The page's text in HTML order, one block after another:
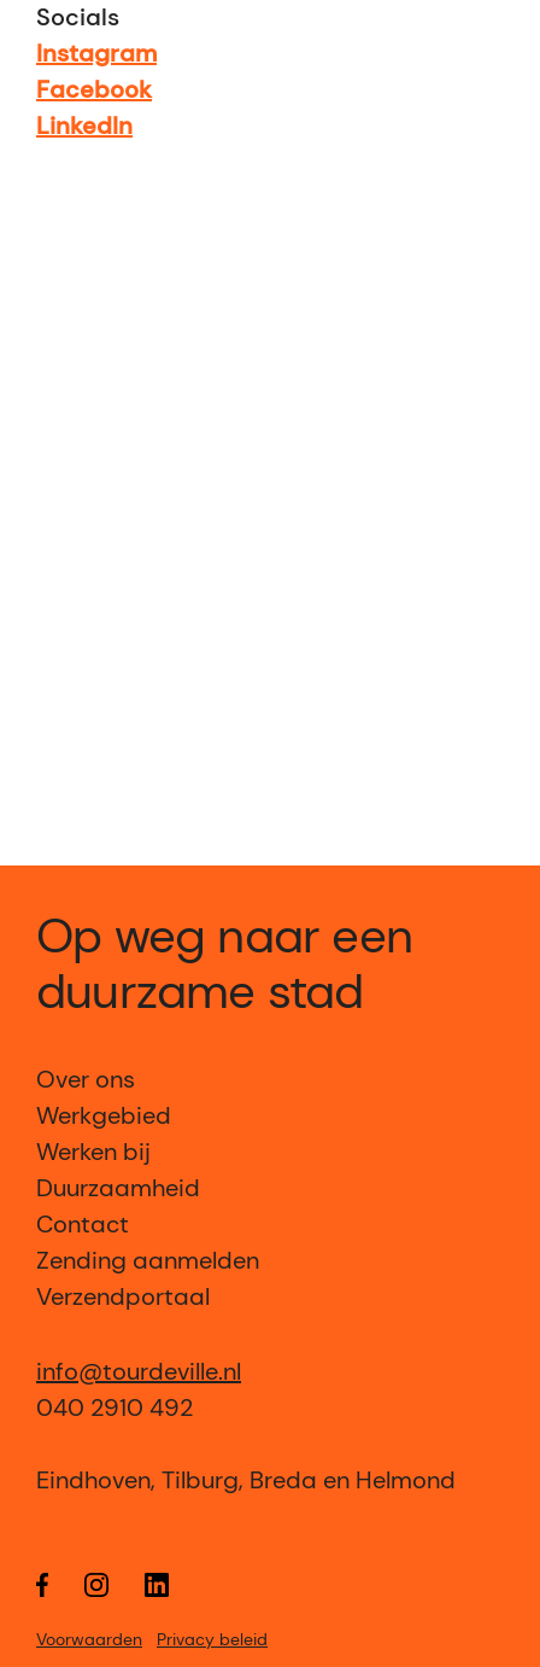
Socials
Instagram
Facebook
LinkedIn
Op weg naar een
duurzame stad
Over ons
Werkgebied
Werken bij
Duurzaamheid
Contact
Zending aanmelden
Verzendportaal
info@tourdeville.nl
040 2910 492
Eindhoven, Tilburg, Breda en Helmond
Voorwaarden Privacy beleid